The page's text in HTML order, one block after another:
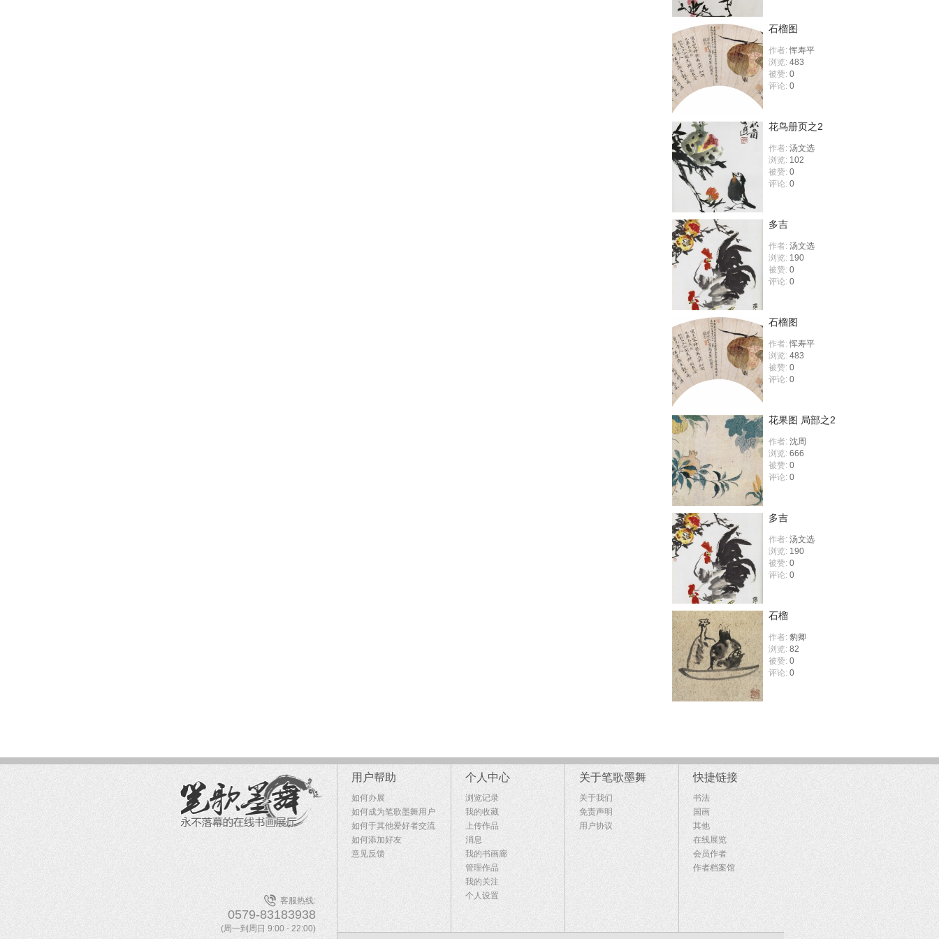
石榴图
作者: 恽寿平
浏览: 483
被赞: 0
评论: 0
花鸟册页之2
作者: 汤文选
浏览: 102
被赞: 0
评论: 0
多吉
作者: 汤文选
浏览: 190
被赞: 0
评论: 0
石榴图
作者: 恽寿平
浏览: 483
被赞: 0
评论: 0
花果图 局部之2
作者: 沈周
浏览: 666
被赞: 0
评论: 0
多吉
作者: 汤文选
浏览: 190
被赞: 0
评论: 0
石榴
作者: 豹卿
浏览: 82
被赞: 0
评论: 0
客服热线:
0579-83183938
(周一到周日 9:00 - 22:00)
用户帮助
如何办展
如何成为笔歌墨舞用户
如何于其他爱好者交流
如何添加好友
意见反馈
个人中心
浏览记录
我的收藏
上传作品
消息
我的书画廊
管理作品
我的关注
个人设置
关于笔歌墨舞
关于我们
免责声明
用户协议
快捷链接
书法
国画
其他
在线展览
会员作者
作者档案馆